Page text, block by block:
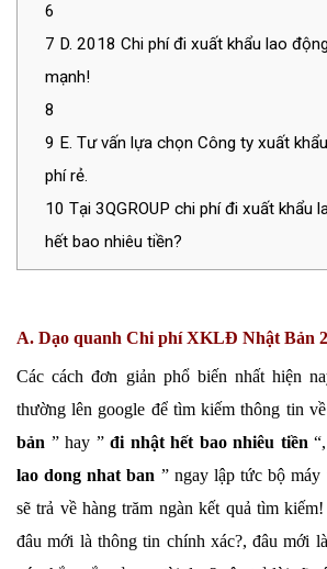
6
7 D. 2018 Chi phí đi xuất khẩu lao
mạnh!
8
9 E. Tư vấn lựa chọn Công ty xuất
phí rẻ.
10 Tại 3QGROUP chi phí đi xuất khẩu
hết bao nhiêu tiền?
A. Dạo quanh Chi phí XKLĐ Nhật Bản
Các cách đơn giản phổ biến nhất hiện
thường lên google để tìm kiếm thông tin
bản ” hay ” đi nhật hết bao nhiêu tiền“,
lao dong nhat ban ” ngay lập tức bộ
sẽ trả về hàng trăm ngàn kết quả tìm
đâu mới là thông tin chính xác?, đâu mới